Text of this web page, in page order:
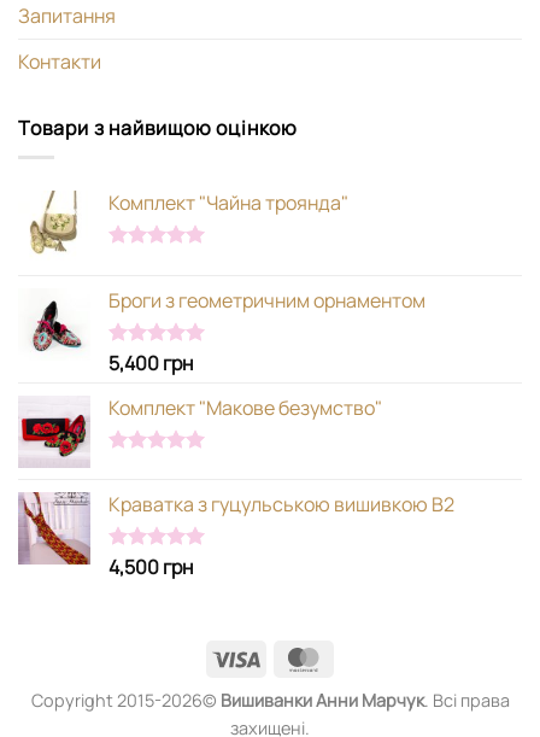
Запитання
Контакти
Товари з найвищою оцінкою
Комплект "Чайна троянда"
Броги з геометричним орнаментом
Оцінено в
з 5
5,400грн
Комплект "Макове безумство"
Краватка з гуцульською вишивкою В2
Оцінено в
з 5
4,500грн
Visa
Copyright 2015-2026© ВишиванкиАнни Марчук. Всі права
захищені.